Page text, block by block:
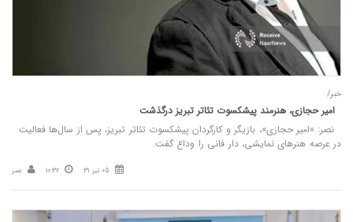
خبر/
امیر حجازی، هنرمند پیشکسوت تئاتر تبریز درگذشت
نصر: «امیر حجازی»، بازیگر و کارگردان پیشکسوت تئاتر تبریز، پس از سال‌ها فعالیت
در عرصه هنرهای نمایشی، دار فانی را وداع گفت.
05 تیر 31 10:32 نصر